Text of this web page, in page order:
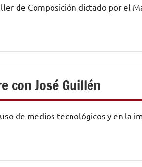
de Composición dictado por el
con José Guillén
de medios tecnológicos y en la